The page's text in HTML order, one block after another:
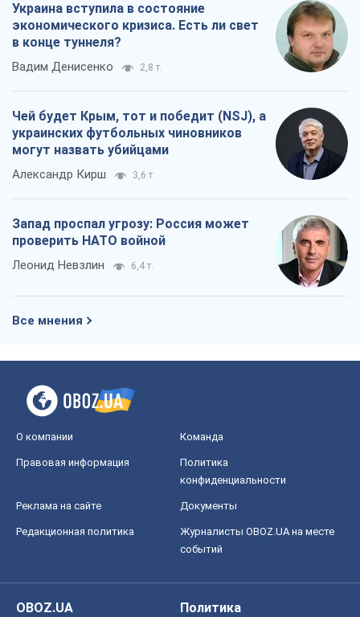
Украина вступила в состояние
экономического кризиса. Есть ли свет
в конце туннеля?
Вадим Денисенко 2,8 т.
Чей будет Крым, тот и победит (NSJ), а
украинских футбольных чиновников
могут назвать убийцами
Александр Кирш 3,6 т.
Запад проспал угрозу: Россия может
проверить НАТО войной
Леонид Невзлин 6,4 т.
Все мнения
О компании Команда
Правовая информация
Политика
конфиденциальности
Реклама на сайте Документы
Редакционная политика
Журналисты OBOZ.UA на месте
событий
OBOZ.UA
Политика